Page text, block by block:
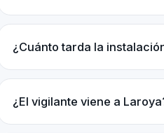
¿Cuánto tarda la
¿El vigilante viene a